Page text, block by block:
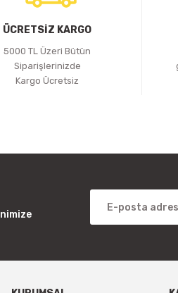
6A IR Kumandalı LED Kontrol Ünitesi
119,01 TL
ÜCRETSİZ KARGO
5000 TL Üzeri Bütün
Siparişlerinizde
Kargo Ücretsiz